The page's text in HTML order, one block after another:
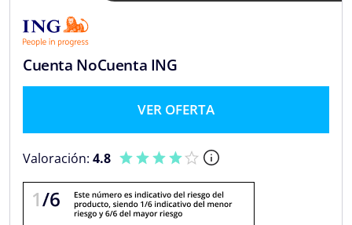
Cuenta NoCuenta ING
VER OFERTA
Valoración: 4.8